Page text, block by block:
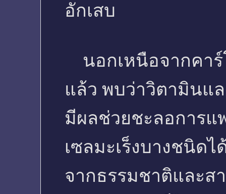
อักเสบ
นอกเหนือจากคาร์
แล้ว พบว่าวิตามินแ
มีผลช่วยชะลอการแ
เซลมะเร็งบางชนิด
จากธรรมชาติและส